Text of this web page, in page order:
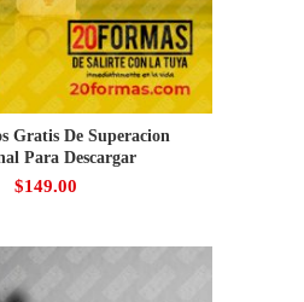
Gratis De Superacion
Para Descargar
$149.00